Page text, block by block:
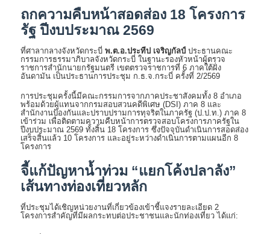
ถกความคืบหน้าสอดส่อง 18 โครงการ
รัฐ ปีงบประมาณ 2569
ที่ศาลากลางจังหวัดกระบี่ พ.ต.อ.ประทีป เจริญกัลป์ ประธานคณะ
กรรมการธรรมาภิบาลจังหวัดกระบี่ ในฐานะรองหัวหน้าผู้ตรวจ
ราชการสำนักนายกรัฐมนตรี เขตตรวจราชการที่ 6 ภาคใต้ฝั่ง
อันดามัน เป็นประธานการประชุม ก.ธ.จ.กระบี่ ครั้งที่ 2/2569
การประชุมครั้งนี้มีคณะกรรมการจากภาคประชาสังคมทั้ง 8 อำเภอ
พร้อมด้วยผู้แทนจากกรมสอบสวนคดีพิเศษ (DSI) ภาค 8 และ
สำนักงานป้องกันและปราบปรามการทุจริตในภาครัฐ (ป.ป.ท.) ภาค 8
เข้าร่วม เพื่อติดตามความคืบหน้าการตรวจสอบโครงการภาครัฐใน
ปีงบประมาณ 2569 ทั้งสิ้น 18 โครงการ ซึ่งปัจจุบันดำเนินการสอดส่อง
เสร็จสิ้นแล้ว 10 โครงการ และอยู่ระหว่างดำเนินการตามแผนอีก 8
โครงการ
จี้แก้ปัญหาน้ำท่วม “แยกโค้งปลาลัง”
เส้นทางท่องเที่ยวหลัก
ที่ประชุมได้เชิญหน่วยงานที่เกี่ยวข้องเข้าชี้แจงรายละเอียด 2
โครงการสำคัญที่มีผลกระทบต่อประชาชนและนักท่องเที่ยว ได้แก่: